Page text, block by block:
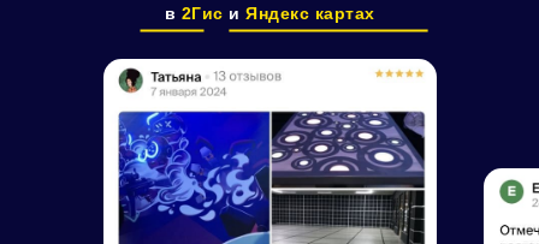
в 2Гис и Яндекс картах